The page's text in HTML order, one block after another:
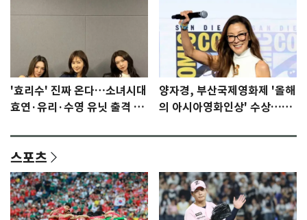
'효리수' 진짜 온다…소녀시대
효연·유리·수영 유닛 출격 [N
양자경, 부산국제영화제 '올해
의 아시아영화인상' 수상…15
스포츠